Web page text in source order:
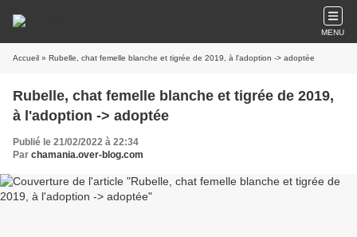
MENU
Accueil » Rubelle, chat femelle blanche et tigrée de 2019, à l'adoption -> adoptée
Rubelle, chat femelle blanche et tigrée de 2019,
à l'adoption -> adoptée
Publié le 21/02/2022 à 22:34
Par chamania.over-blog.com